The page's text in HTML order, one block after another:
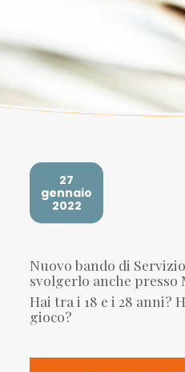
27
gennaio
2022
Nuovo bando di
svolgerlo anche presso
Hai tra i 18 e i 28 anni?
gioco?